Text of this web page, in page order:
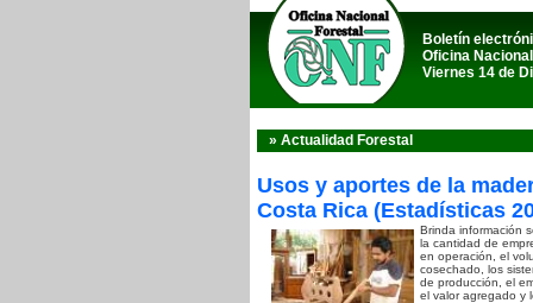
Boletín
Oficina
Viernes 14 de
» Actualidad Forestal
Usos y aportes de la
Costa Rica (Estadísticas
Brinda información
la cantidad de
en operación, el
cosechado, los
de producción, el
el valor agregado y